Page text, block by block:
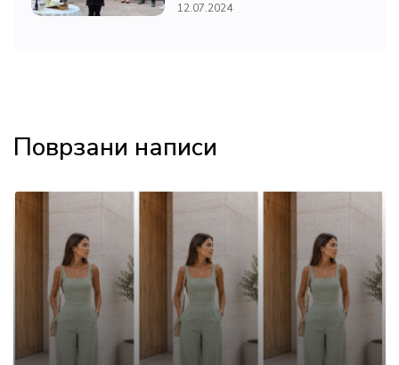
12.07.2024
Поврзани написи